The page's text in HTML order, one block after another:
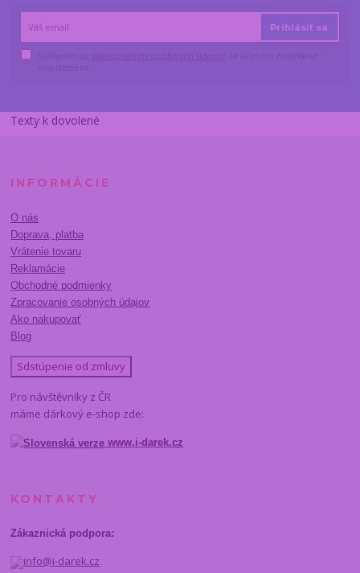
Prihlásiť sa
Texty k dovolené
INFORMÁCIE
O nás
Doprava, platba
Vrátenie tovaru
Reklamácie
Obchodné podmienky
Zpracovanie osobných údajov
Ako nakupovať
Blog
Sdstúpenie od zmluvy
Pro návštěvníky z ČR
máme dárkový e-shop zde:
www.i-darek.cz
KONTAKTY
Zákaznická podpora:
info@i-darek.cz